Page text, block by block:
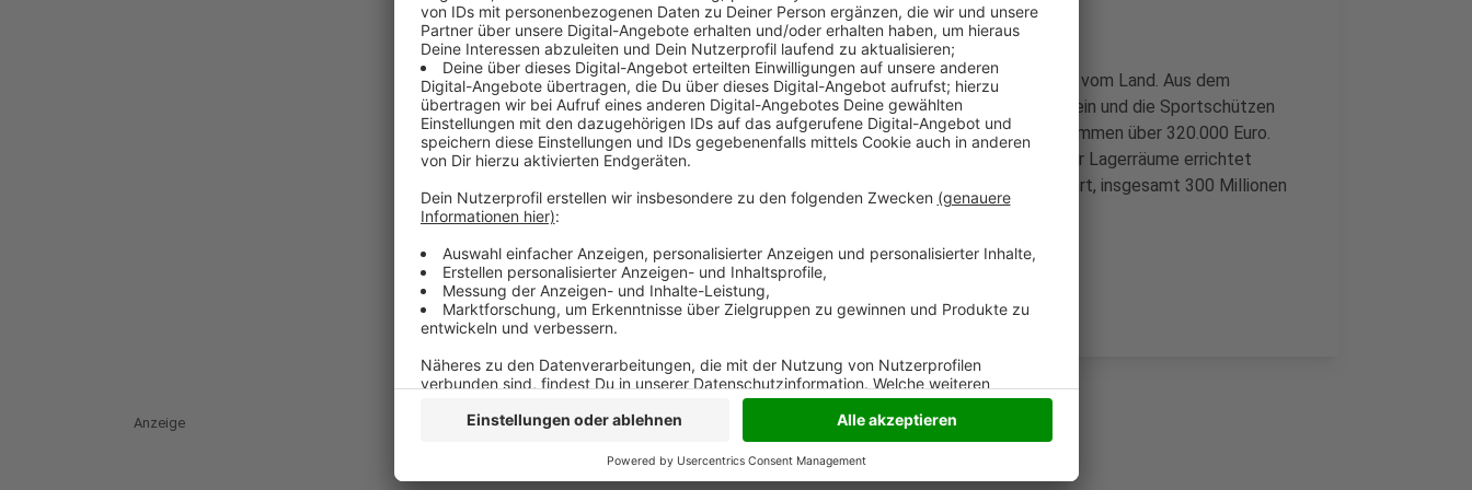
Vier Sportvereine im Kreis Wesel können sich freuen: Es gibt Geld vom Land. Aus dem
Programm "Moderne Sportstätte 2022" bekommen der Sportverein und die Sportschützen
Sonsbeck, der Reitverein Labbeck und der Turnverein Hünxe zusammen über 320.000 Euro.
Von dem Geld sollen unter anderem die Sportplätze erneuert oder Lagerräume errichtet
werden. Mit dem Programm werden Vereine in ganz NRW gefördert, insgesamt 300 Millionen
Euro stehen dafür bis 2022 bereit.
Anzeige
Anzeige